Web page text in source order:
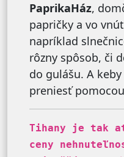
PaprikaHáz,
papričky a vo
napríklad
rôzny spôsob, či
do gulášu. A
preniesť
Tihany je tak
ceny